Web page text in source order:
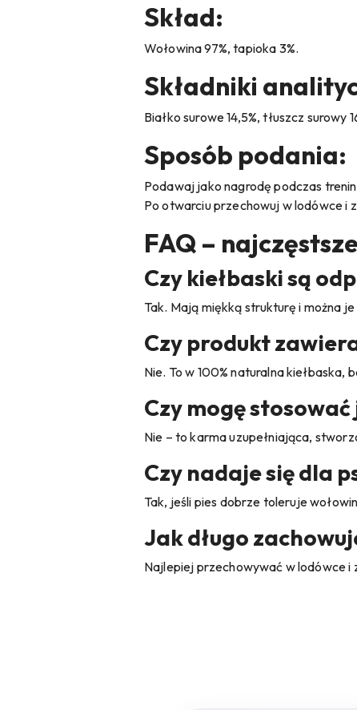
Skład:
Wołowina 97%, tapioka 3%.
Składniki
Białko surowe 14,5%, tłuszcz surowy
Sposób podania:
Podawaj jako nagrodę podczas
Po otwarciu przechowuj w lodówce i
FAQ –
Czy kiełbaski są
Tak. Mają miękką strukturę i można
Czy produkt
Nie. To w 100% naturalna kiełbaska,
Czy mogę
Nie – to karma uzupełniająca,
Czy nadaje się dla
Tak, jeśli pies dobrze toleruje
Jak długo
Najlepiej przechowywać w lodówce i